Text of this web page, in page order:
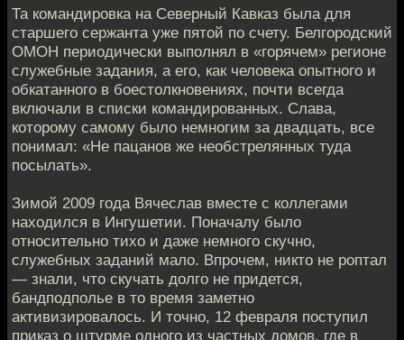
Та командировка на Северный Кавказ была для
старшего сержанта уже пятой по счету. Белгородский
ОМОН периодически выполнял в «горячем» регионе
служебные задания, а его, как человека опытного и
обкатанного в боестолкновениях, почти всегда
включали в списки командированных. Слава,
которому самому было немногим за двадцать, все
понимал: «Не пацанов же необстрелянных туда
посылать».
Зимой 2009 года Вячеслав вместе с коллегами
находился в Ингушетии. Поначалу было
относительно тихо и даже немного скучно,
служебных заданий мало. Впрочем, никто не роптал
— знали, что скучать долго не придется,
бандподполье в то время заметно
активизировалось. И точно, 12 февраля поступил
приказ о штурме одного из частных домов, где в